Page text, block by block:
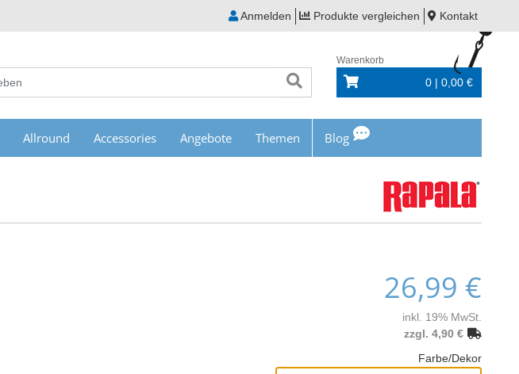
Anmelden Produkte vergleichen Kontakt
Warenkorb
0 | 0,00 €
Allround Accessories Angebote Themen Blog
26,99 €
inkl. 19% MwSt.
zzgl. 4,90 €
Farbe/Dekor